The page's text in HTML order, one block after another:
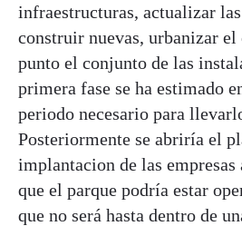
infraestructuras, actualizar
construir nuevas, urbanizar el
punto el conjunto de las
primera fase se ha estimado
periodo necesario para
Posteriormente se abriría el
implantacion de las empresas
que el parque podría estar
que no será hasta dentro de